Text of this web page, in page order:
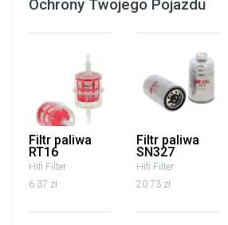
Ochrony Twojego Pojazdu
Filtr paliwa
RT16
Hifi Filter
6.37 zł
Filtr paliwa
SN327
Hifi Filter
20.73 zł